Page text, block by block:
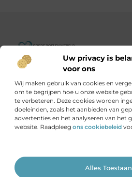
Uw privacy is
voor ons
Wij maken gebruik van cookies en
om te begrijpen hoe u onze website
te verbeteren. Deze cookies worden
doeleinden, zoals het aanbieden van
advertenties en het analyseren van het
website. Raadpleeg ons cookiebeleid
Alles Toestaan
Goededoelenwereld.nl – Verhalen
Ontdek een diverse verzameling
initiatieven die de wereld een
Onze informatie
Cookiebeleid